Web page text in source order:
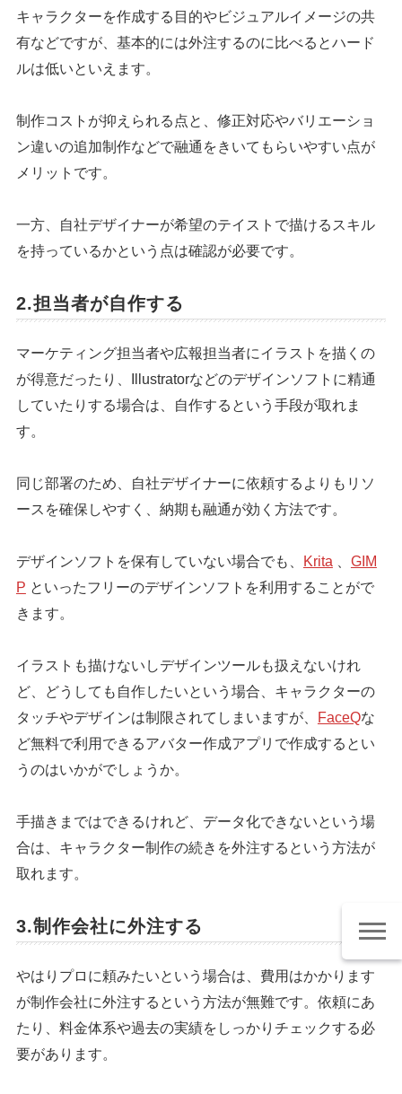
キャラクターを作成する目的やビジュアルイメージの共
有などですが、基本的には外注するのに比べるとハード
ルは低いといえます。
制作コストが抑えられる点と、修正対応やバリエーショ
ン違いの追加制作などで融通をきいてもらいやすい点が
メリットです。
一方、自社デザイナーが希望のテイストで描けるスキル
を持っているかという点は確認が必要です。
2.担当者が自作する
マーケティング担当者や広報担当者にイラストを描くの
が得意だったり、Illustratorなどのデザインソフトに精通
していたりする場合は、自作するという手段が取れま
す。
同じ部署のため、自社デザイナーに依頼するよりもリソ
ースを確保しやすく、納期も融通が効く方法です。
デザインソフトを保有していない場合でも、 Krita、 GIM
P といったフリーのデザインソフトを利用することがで
きます。
イラストも描けないしデザインツールも扱えないけれ
ど、どうしても自作したいという場合、キャラクターの
タッチやデザインは制限されてしまいますが、
FaceQな
ど無料で利用できるアバター作成アプリで作成するとい
うのはいかがでしょうか。
手描きまではできるけれど、データ化できないという場
合は、キャラクター制作の続きを外注するという方法が
取れます。
3.制作会社に外注する
やはりプロに頼みたいという場合は、費用はかかります
が制作会社に外注するという方法が無難です。依頼にあ
たり、料金体系や過去の実績をしっかりチェックする必
要があります。